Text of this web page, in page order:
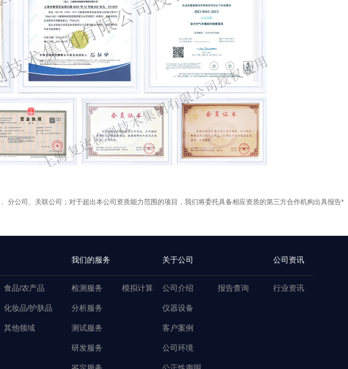
公司、关联公司；对于超出本公司资质能力范围的项目，我们将委托具备相应资质的第三方合作机构出具报告*
我们的服务 关于公司 公司资讯
食品/农产品
化妆品/护肤品
其他领域
检测服务
分析服务
测试服务
研发服务
模拟计算 公司介绍
仪器设备
客户案例
公司环境
报告查询 行业资讯